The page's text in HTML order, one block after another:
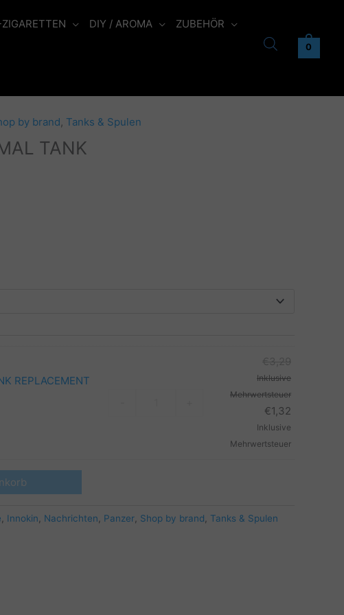
DIY / AROMA ZUBEHÖR
0
by brand, Tanks & Spulen
TANK
REPLACEMENT
Inklusive
Mehrwertsteuer
€1,32
Inklusive
Mehrwertsteuer
, Innokin, Nachrichten, Panzer, Shop by brand, Tanks & Spulen